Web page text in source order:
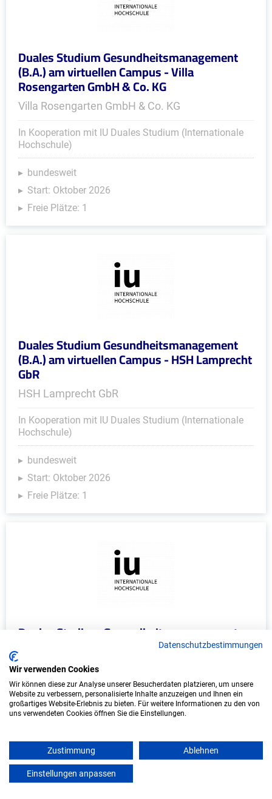
Duales Studium Gesundheitsmanagement
(B.A.) am virtuellen Campus - Villa
Rosengarten GmbH & Co. KG
Villa Rosengarten GmbH & Co. KG
In Kooperation mit IU Duales Studium (Internationale
Hochschule)
bundesweit
Start: Oktober 2026
Freie Plätze: 1
Duales Studium Gesundheitsmanagement
(B.A.) am virtuellen Campus - HSH Lamprecht
GbR
HSH Lamprecht GbR
In Kooperation mit IU Duales Studium (Internationale
Hochschule)
bundesweit
Start: Oktober 2026
Freie Plätze: 1
Duales Studium Gesundheitsmanagement
(B.A.) am virtuellen Campus - Novotergum
GmbH Standort Witten
Novotergum GmbH Standort Witten
In Kooperation mit IU Duales Studium (Internationale
Hochschule)
bundesweit
Start: Oktober 2026
Freie Plätze: 1
Datenschutzbestimmungen
Wir verwenden Cookies
Wir können diese zur Analyse unserer Besucherdaten platzieren, um unsere
Website zu verbessern, personalisierte Inhalte anzuzeigen und Ihnen ein
großartiges Website-Erlebnis zu bieten. Für weitere Informationen zu den von
uns verwendeten Cookies öffnen Sie die Einstellungen.
Zustimmung Ablehnen
Einstellungen anpassen